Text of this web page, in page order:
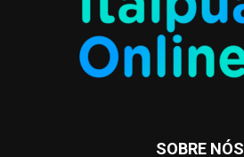
SOBRE NÓS